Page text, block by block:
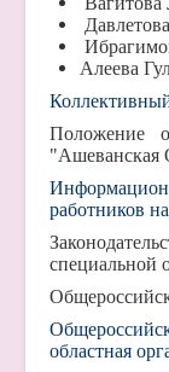
Алеева
Положение
работников
специальной
областная